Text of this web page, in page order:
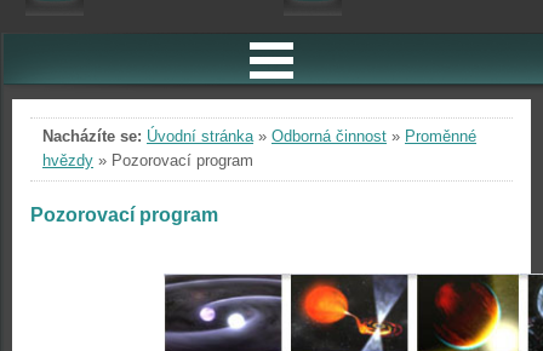
Nacházíte se: Úvodní stránka» Odborná činnost » Proměnné
hvězdy » Pozorovací program
Pozorovací program